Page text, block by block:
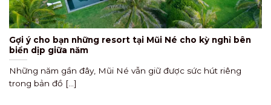
Gợi ý cho bạn những resort tại Mũi Né cho kỳ nghỉ bên
biển dịp giữa năm
Những năm gần đây, Mũi Né vẫn giữ được sức hút riêng
trong bản đồ [...]